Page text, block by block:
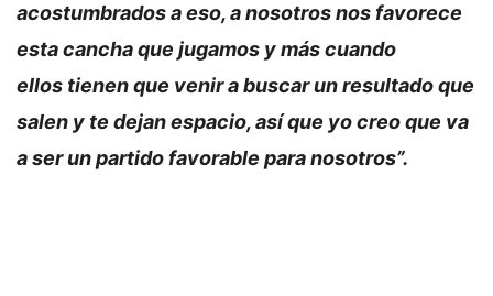
acostumbrados a eso, a nosotros nos favorece
esta cancha que jugamos y más cuando
ellos tienen que venir a buscar un resultado que
salen y te dejan espacio, así que yo creo que va
a ser un partido favorable para nosotros”.